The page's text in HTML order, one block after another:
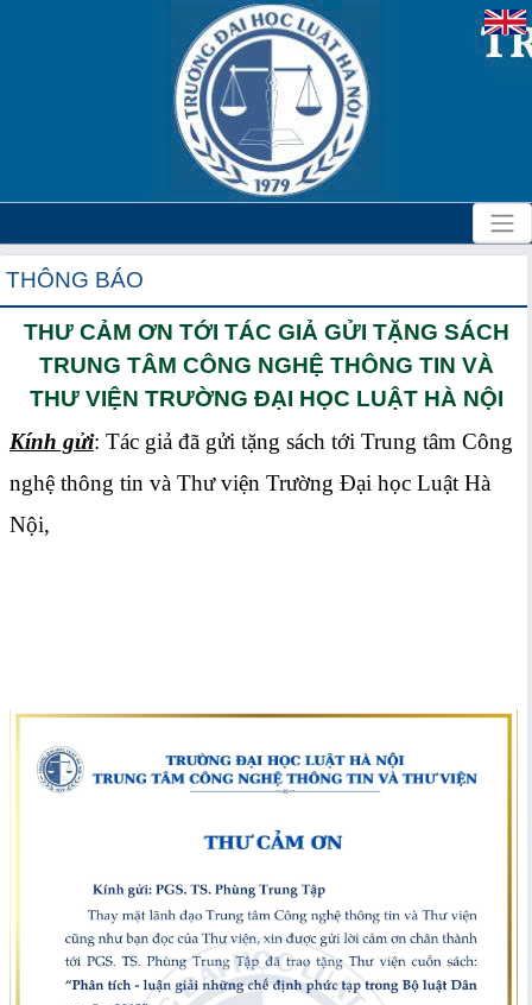
THÔNG BÁO
THƯ CẢM ƠN TỚI TÁC GIẢ GỬI TẶNG SÁCH
TRUNG TÂM CÔNG NGHỆ THÔNG TIN VÀ
THƯ VIỆN TRƯỜNG ĐẠI HỌC LUẬT HÀ NỘI
Kính gửi: Tác giả đã gửi tặng sách tới Trung tâm Công
nghệ thông tin và Thư viện Trường Đại học Luật Hà
Nội,